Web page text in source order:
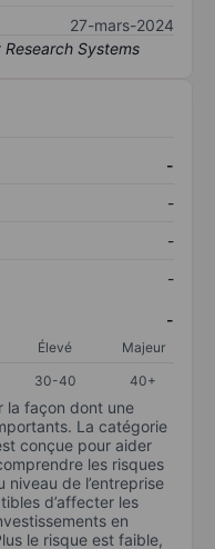
27-mars-2024
-
-
-
-
-
Élevé
Majeur
30-40 40+
la façon dont une
La catégorie
conçue pour aider
les risques
niveau de l’entreprise
d’affecter les
en
le risque est faible,